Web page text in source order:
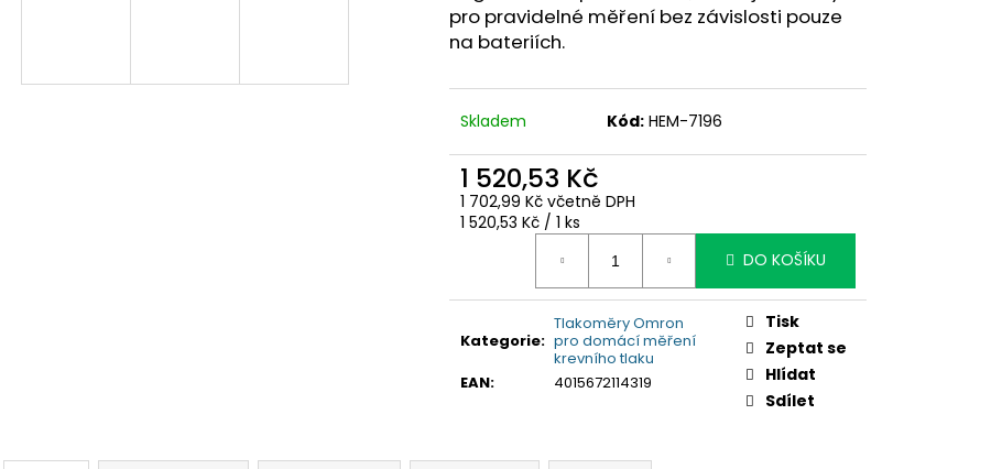
pro pravidelné měření bez závislosti pouze
na bateriích.
Skladem Kód: HEM-7196
1 520,53 Kč
1 702,99 Kč včetně DPH
Měrná
1 520,53 Kč / 1 ks
DO KOŠÍKU
Kategorie:
Tlakoměry Omron
pro domácí měření
krevního tlaku
EAN: 4015672114319
Tisk
Zeptat se
Hlídat
Sdílet